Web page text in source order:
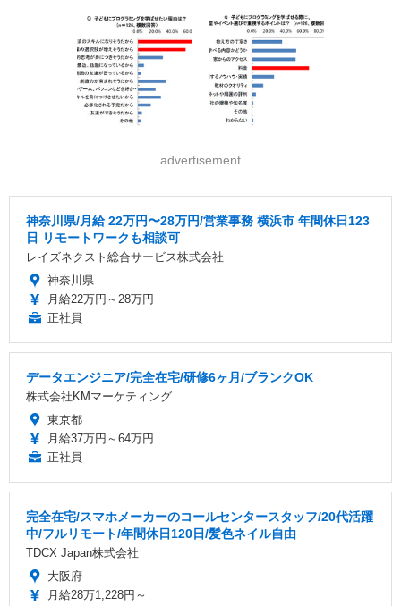
advertisement
神奈川県/月給 22万円〜28万円/営業事務 横浜市 年間休日123
日 リモートワークも相談可
レイズネクスト総合サービス株式会社
神奈川県
月給22万円～28万円
正社員
データエンジニア/完全在宅/研修6ヶ月/ブランクOK
株式会社KMマーケティング
東京都
月給37万円～64万円
正社員
完全在宅/スマホメーカーのコールセンタースタッフ/20代活躍
中/フルリモート/年間休日120日/髪色ネイル自由
TDCX Japan株式会社
大阪府
月給28万1,228円～